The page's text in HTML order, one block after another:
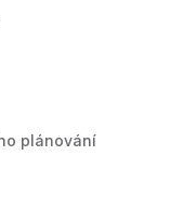
plánování